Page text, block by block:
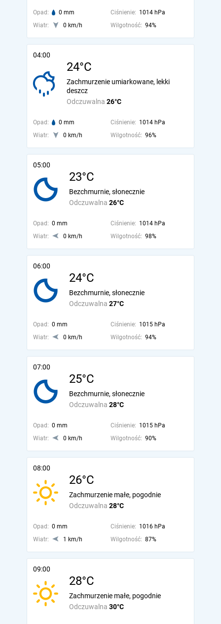
Opad: 0 mm Ciśnienie: 1014 hPa
Wiatr:
0 km/h Wilgotność: 94%
04:00
24°C
Odczuwalna 26°C
Zachmurzenie umiarkowane, lekki
deszcz
Opad: 0 mm Ciśnienie: 1014 hPa
Wiatr:
0 km/h Wilgotność: 96%
05:00
23°C
Odczuwalna 26°C
Bezchmurnie, słonecznie
Opad: 0 mm Ciśnienie: 1014 hPa
Wiatr:
0 km/h Wilgotność: 98%
06:00
24°C
Odczuwalna 27°C
Bezchmurnie, słonecznie
Opad: 0 mm Ciśnienie: 1015 hPa
Wiatr:
0 km/h Wilgotność: 94%
07:00
25°C
Odczuwalna 28°C
Bezchmurnie, słonecznie
Opad: 0 mm Ciśnienie: 1015 hPa
Wiatr:
0 km/h Wilgotność: 90%
08:00
26°C
Odczuwalna 28°C
Zachmurzenie małe, pogodnie
Opad: 0 mm Ciśnienie: 1016 hPa
Wiatr:
1 km/h Wilgotność: 87%
09:00
28°C
Odczuwalna 30°C
Zachmurzenie małe, pogodnie